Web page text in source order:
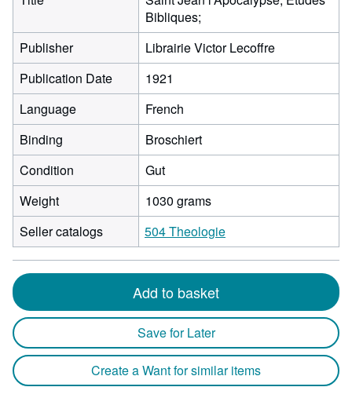
Bibliques;
Publisher
Librairie Victor Lecoffre
Publication Date
1921
Language
French
Binding
Broschiert
Condition
Gut
Weight
1030 grams
Seller catalogs
504 Theologie
Add to basket
Save for Later
Create a Want for similar items